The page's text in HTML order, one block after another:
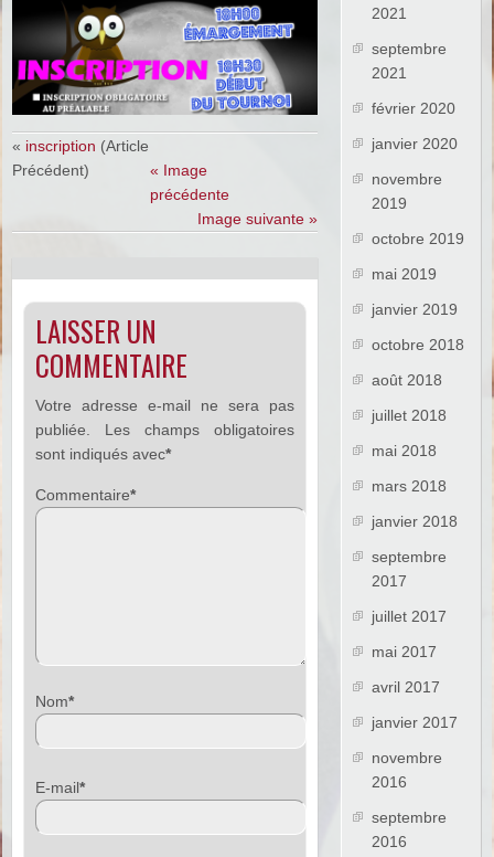
« inscription (Article
Précédent)
« Image
précédente
Image suivante »
LAISSER UN
COMMENTAIRE
Votre adresse e-mail ne sera pas
publiée.
Les champs obligatoires
sont indiqués avec*
Commentaire*
Nom*
E-mail*
2021
septembre
2021
février 2020
janvier 2020
novembre
2019
octobre 2019
mai 2019
janvier 2019
octobre 2018
août 2018
juillet 2018
mai 2018
mars 2018
janvier 2018
septembre
2017
juillet 2017
mai 2017
avril 2017
janvier 2017
novembre
2016
septembre
2016